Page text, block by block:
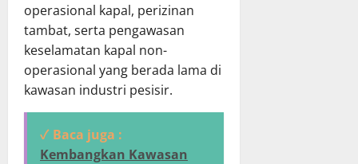
operasional kapal, perizinan
tambat, serta pengawasan
keselamatan kapal non-
operasional yang berada lama di
kawasan industri pesisir.
✓ Baca juga :
Kembangkan Kawasan